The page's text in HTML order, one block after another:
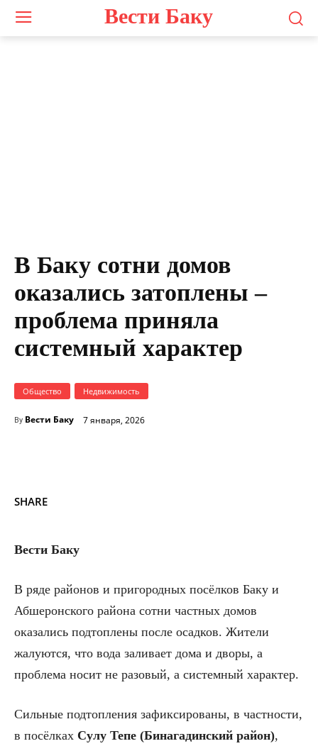
Вести Баку
В Баку сотни домов
оказались затоплены –
проблема приняла
системный характер
Общество Недвижимость
By Вести Баку 7 января, 2026
SHARE
Вести Баку
В ряде районов и пригородных посёлков Баку и
Абшеронского района сотни частных домов
оказались подтоплены после осадков. Жители
жалуются, что вода заливает дома и дворы, а
проблема носит не разовый, а системный характер.
Сильные подтопления зафиксированы, в частности,
в посёлках Сулу Тепе (Бинагадинский район),